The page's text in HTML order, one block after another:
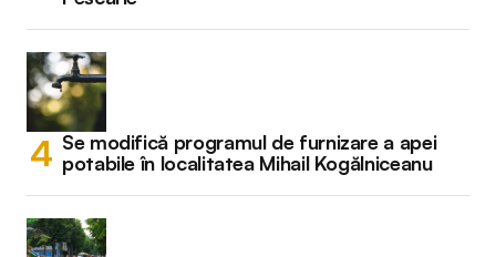
Se modifică programul de furnizare a apei
potabile în localitatea Mihail Kogălniceanu